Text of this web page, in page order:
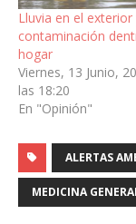
Lluvia en el exterior
contaminación
hogar
Viernes, 13 Junio,
las 18:20
En "Opinión"
ALERTAS
MEDICINA